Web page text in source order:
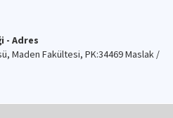
- Adres
Maden Fakültesi, PK:34469 Maslak /